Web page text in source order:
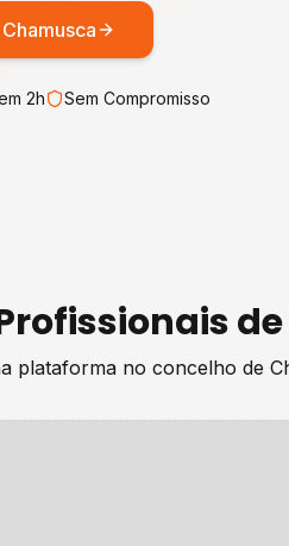
Chamusca
2h Sem Compromisso
de
plataforma no concelho de